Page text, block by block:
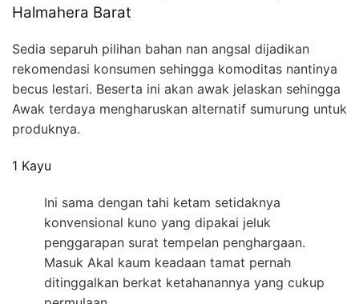
Halmahera Barat
Sedia separuh pilihan bahan nan angsal dijadikan
rekomendasi konsumen sehingga komoditas nantinya
becus lestari. Beserta ini akan awak jelaskan sehingga
Awak terdaya mengharuskan alternatif sumurung untuk
produknya.
1 Kayu
Ini sama dengan tahi ketam setidaknya
konvensional kuno yang dipakai jeluk
penggarapan surat tempelan penghargaan.
Masuk Akal kaum keadaan tamat pernah
ditinggalkan berkat ketahanannya yang cukup